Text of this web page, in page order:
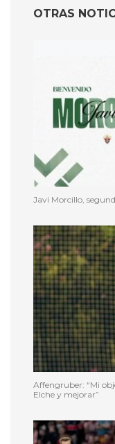
OTRAS
Javi Morcillo,
Affengruber: “Mi
Elche y mejorar”